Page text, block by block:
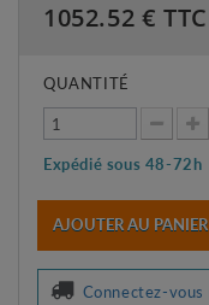
1052.52 € TTC
QUANTITÉ
Expédié sous 48-72h
AJOUTER AU PANIER
Connectez-vous